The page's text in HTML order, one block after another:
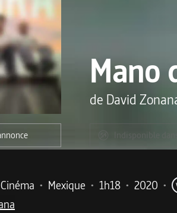
Mano
de David
programme
Cinéma • Mexique • 1h18 • 2020 •